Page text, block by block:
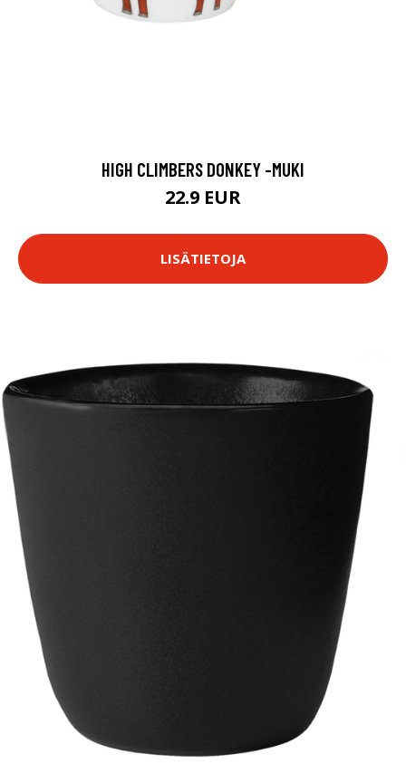
HIGH CLIMBERS DONKEY -MUKI
22.9 EUR
LISÄTIETOJA